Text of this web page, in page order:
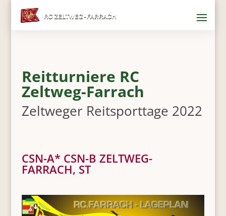
Reitturniere RC
Zeltweg-Farrach
Zeltweger Reitsporttage 2022
CSN-A* CSN-B ZELTWEG-
FARRACH, ST